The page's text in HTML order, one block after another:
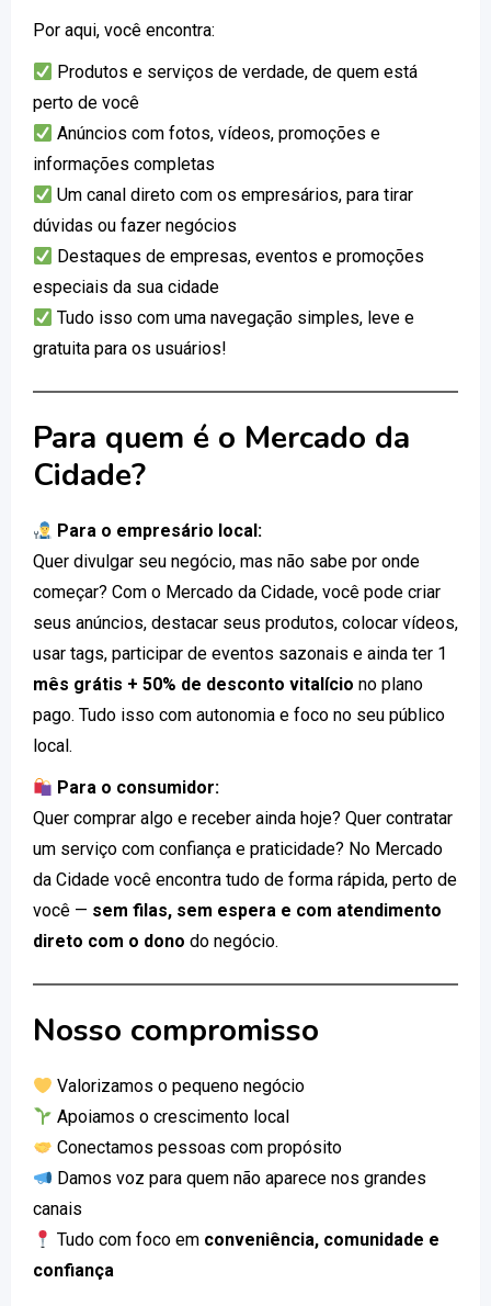
Por aqui, você encontra:
Produtos e serviços de verdade, de quem está
perto de você
Anúncios com fotos, vídeos, promoções e
informações completas
Um canal direto com os empresários, para tirar
dúvidas ou fazer negócios
Destaques de empresas, eventos e promoções
especiais da sua cidade
Tudo isso com uma navegação simples, leve e
gratuita para os usuários!
Para quem é o Mercado da
Cidade?
Para o empresário local:
Quer divulgar seu negócio, mas não sabe por onde
começar? Com o Mercado da Cidade, você pode criar
seus anúncios, destacar seus produtos, colocar vídeos,
usar tags, participar de eventos sazonais e ainda ter 1
mês grátis + 50% de desconto vitalício no plano
pago. Tudo isso com autonomia e foco no seu público
local.
Para o consumidor:
Quer comprar algo e receber ainda hoje? Quer contratar
um serviço com confiança e praticidade? No Mercado
da Cidade você encontra tudo de forma rápida, perto de
você — sem filas, sem espera e com atendimento
direto com o dono do negócio.
Nosso compromisso
Valorizamos o pequeno negócio
Apoiamos o crescimento local
Conectamos pessoas com propósito
Damos voz para quem não aparece nos grandes
canais
Tudo com foco em conveniência, comunidade e
confiança